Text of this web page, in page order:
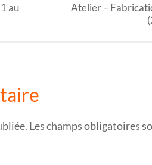
au
Atelier –
Les champs obligatoires